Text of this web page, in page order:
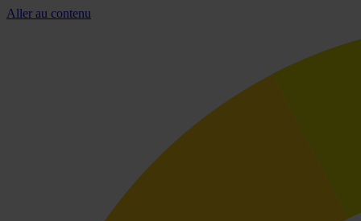
Aller au contenu